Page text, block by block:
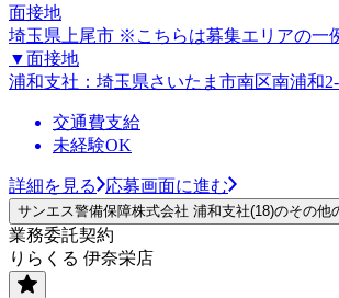
面接地
埼玉県上尾市 ※こちらは募集エリアの一
▼面接地
浦和支社：埼玉県さいたま市南区南浦和
交通費支給
未経験OK
詳細を見る 応募画面に進む
サンエス警備保障株式会社 浦和支社(18)のその他
業務委託契約
りらくる 伊奈栄店